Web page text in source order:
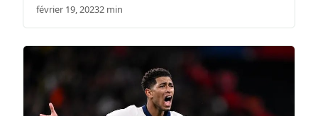
février 19, 20232 min